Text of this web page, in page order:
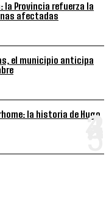
la Provincia refuerza la
afectadas
el municipio anticipa
la historia de Hugo